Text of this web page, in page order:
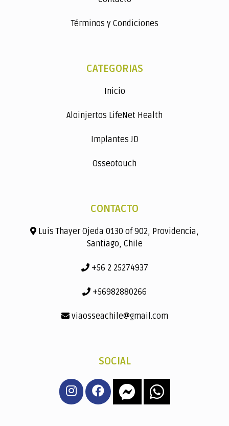
Términos y Condiciones
CATEGORIAS
Inicio
Aloinjertos LifeNet Health
Implantes JD
Osseotouch
CONTACTO
Luis Thayer Ojeda 0130 of 902, Providencia,
Santiago, Chile
+56 2 25274937
+56982880266
viaosseachile@gmail.com
SOCIAL